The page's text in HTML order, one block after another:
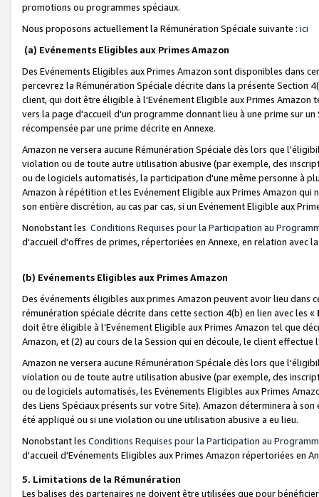
promotions ou programmes spéciaux.
Nous proposons actuellement la Rémunération Spéciale suivante : ici
(a) Evénements Eligibles aux Primes Amazon
Des Evénements Eligibles aux Primes Amazon sont disponibles dans
percevrez la Rémunération Spéciale décrite dans la présente Section
client, qui doit être éligible à l'Evénement Eligible aux Primes Amazon
vers la page d'accueil d'un programme donnant lieu à une prime sur
récompensée par une prime décrite en Annexe.
Amazon ne versera aucune Rémunération Spéciale dès lors que
violation ou de toute autre utilisation abusive (par exemple, des
ou de logiciels automatisés, la participation d'une même personne à
Amazon à répétition et les Evénement Eligible aux Primes Amazon qui
son entière discrétion, au cas par cas, si un Evénement Eligible aux
Nonobstant les Conditions Requises pour la Participation au
d'accueil d'offres de primes, répertoriées en Annexe, en relation avec
(b) Evénements Eligibles aux Primes Amazon
Des événements éligibles aux primes Amazon peuvent avoir lieu dans
rémunération spéciale décrite dans cette section 4(b) en lien avec les «
doit être éligible à l’Evénement Eligible aux Primes Amazon tel que
Amazon, et (2) au cours de la Session qui en découle, le client
Amazon ne versera aucune Rémunération Spéciale dès lors que
violation ou de toute autre utilisation abusive (par exemple, des
ou de logiciels automatisés, les Evénements Eligibles aux Primes
des Liens Spéciaux présents sur votre Site). Amazon déterminera à
été appliqué ou si une violation ou une utilisation abusive a eu lieu.
Nonobstant les Conditions Requises pour la Participation au
d'accueil d'Evénements Eligibles aux Primes Amazon répertoriées en
5. Limitations de la Rémunération
Les balises des partenaires ne doivent être utilisées que pour